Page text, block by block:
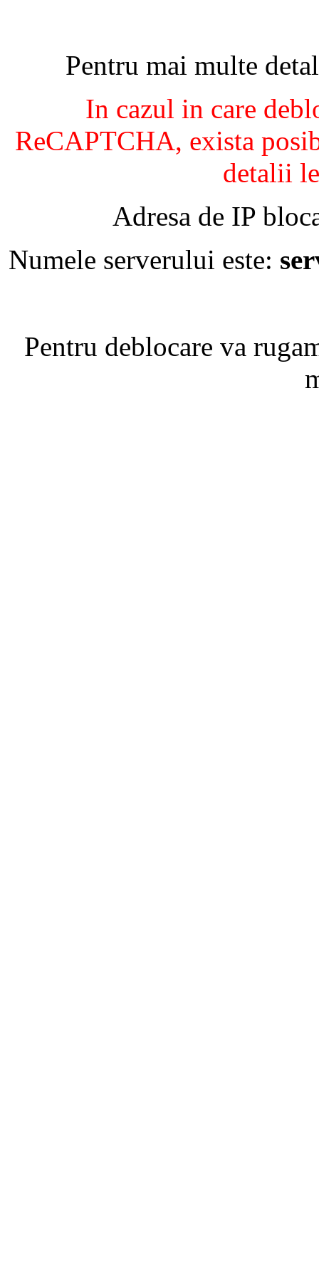
Pentru mai multe
In cazul in care
ReCAPTCHA, exista
detalii
Adresa de IP
Numele serverului este:
Pentru deblocare va